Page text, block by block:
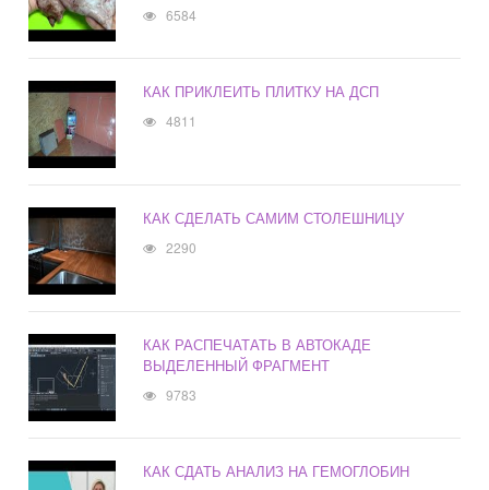
6584
КАК ПРИКЛЕИТЬ ПЛИТКУ НА ДСП
4811
КАК СДЕЛАТЬ САМИМ СТОЛЕШНИЦУ
2290
КАК РАСПЕЧАТАТЬ В АВТОКАДЕ
ВЫДЕЛЕННЫЙ ФРАГМЕНТ
9783
КАК СДАТЬ АНАЛИЗ НА ГЕМОГЛОБИН